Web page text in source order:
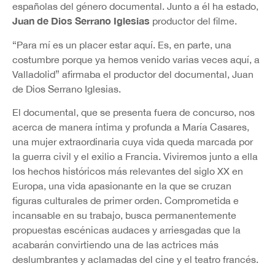
españolas del género documental. Junto a él ha estado,
Juan de Dios Serrano Iglesias productor del filme.
“Para mí es un placer estar aquí. Es, en parte, una
costumbre porque ya hemos venido varias veces aquí, a
Valladolid” afirmaba el productor del documental, Juan
de Dios Serrano Iglesias.
El documental, que se presenta fuera de concurso, nos
acerca de manera íntima y profunda a María Casares,
una mujer extraordinaria cuya vida queda marcada por
la guerra civil y el exilio a Francia. Viviremos junto a ella
los hechos históricos más relevantes del siglo XX en
Europa, una vida apasionante en la que se cruzan
figuras culturales de primer orden. Comprometida e
incansable en su trabajo, busca permanentemente
propuestas escénicas audaces y arriesgadas que la
acabarán convirtiendo una de las actrices más
deslumbrantes y aclamadas del cine y el teatro francés.